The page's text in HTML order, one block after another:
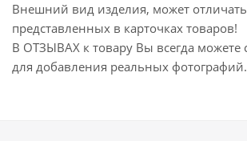
Внешний вид изделия, может
представленных в карточках товаров!
В ОТЗЫВАХ к товару Вы всегда можете
для добавления реальных фотографий.